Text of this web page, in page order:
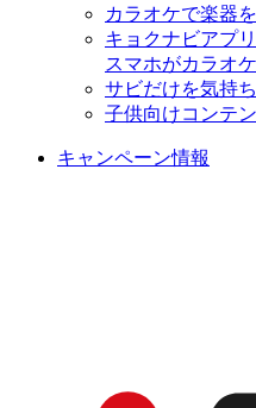
カラオケで楽器
キョクナビアプリ
スマホがカラオ
サビだけを気持
子供向けコンテ
キャンペーン情報